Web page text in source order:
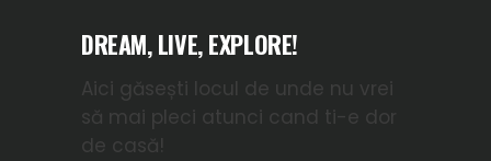
DREAM, LIVE, EXPLORE!
Aici găsești locul de unde nu vrei
să mai pleci atunci cand ti-e dor
de casă!